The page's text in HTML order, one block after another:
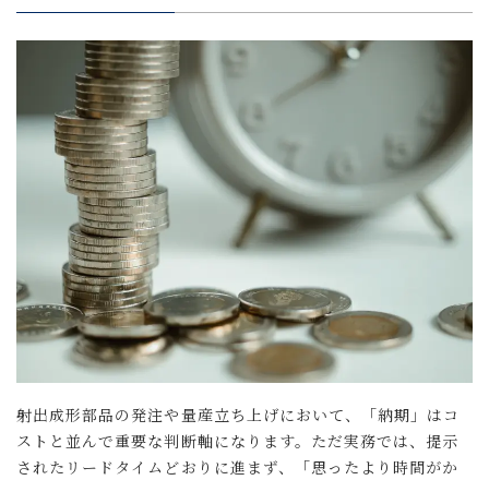
射出成形部品の発注や量産立ち上げにおいて、「納期」はコ
ストと並んで重要な判断軸になります。ただ実務では、提示
されたリードタイムどおりに進まず、「思ったより時間がか